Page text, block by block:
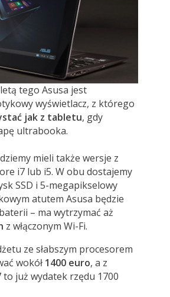
tego Asusa jest
wyświetlacz, z którego
jak z tabletu, gdy
ultrabooka.
mieli także wersje z
i7 lub i5. W obu dostajemy
SSD i 5-megapikselowy
atutem Asusa będzie
– ma wytrzymać aż
z włączonym Wi-Fi.
ze słabszym procesorem
wokół 1400 euro, a z
już wydatek rzędu 1700